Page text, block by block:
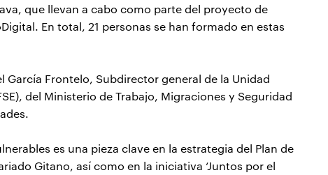
que llevan a cabo como parte del proyecto de
En total, 21 personas se han formado en estas
Frontelo, Subdirector general de la Unidad
del Ministerio de Trabajo, Migraciones y Seguridad
es una pieza clave en la estrategia del Plan de
Gitano, así como en la iniciativa ‘Juntos por el